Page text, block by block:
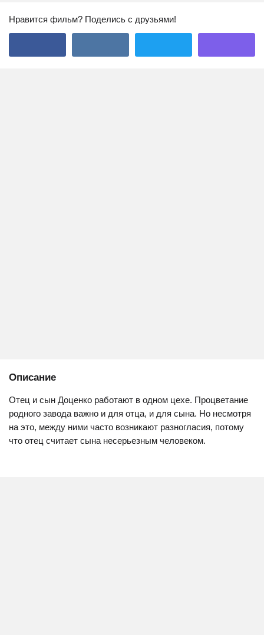
Нравится фильм? Поделись с друзьями!
Описание
Отец и сын Доценко работают в одном цехе. Процветание
родного завода важно и для отца, и для сына. Но несмотря
на это, между ними часто возникают разногласия, потому
что отец считает сына несерьезным человеком.